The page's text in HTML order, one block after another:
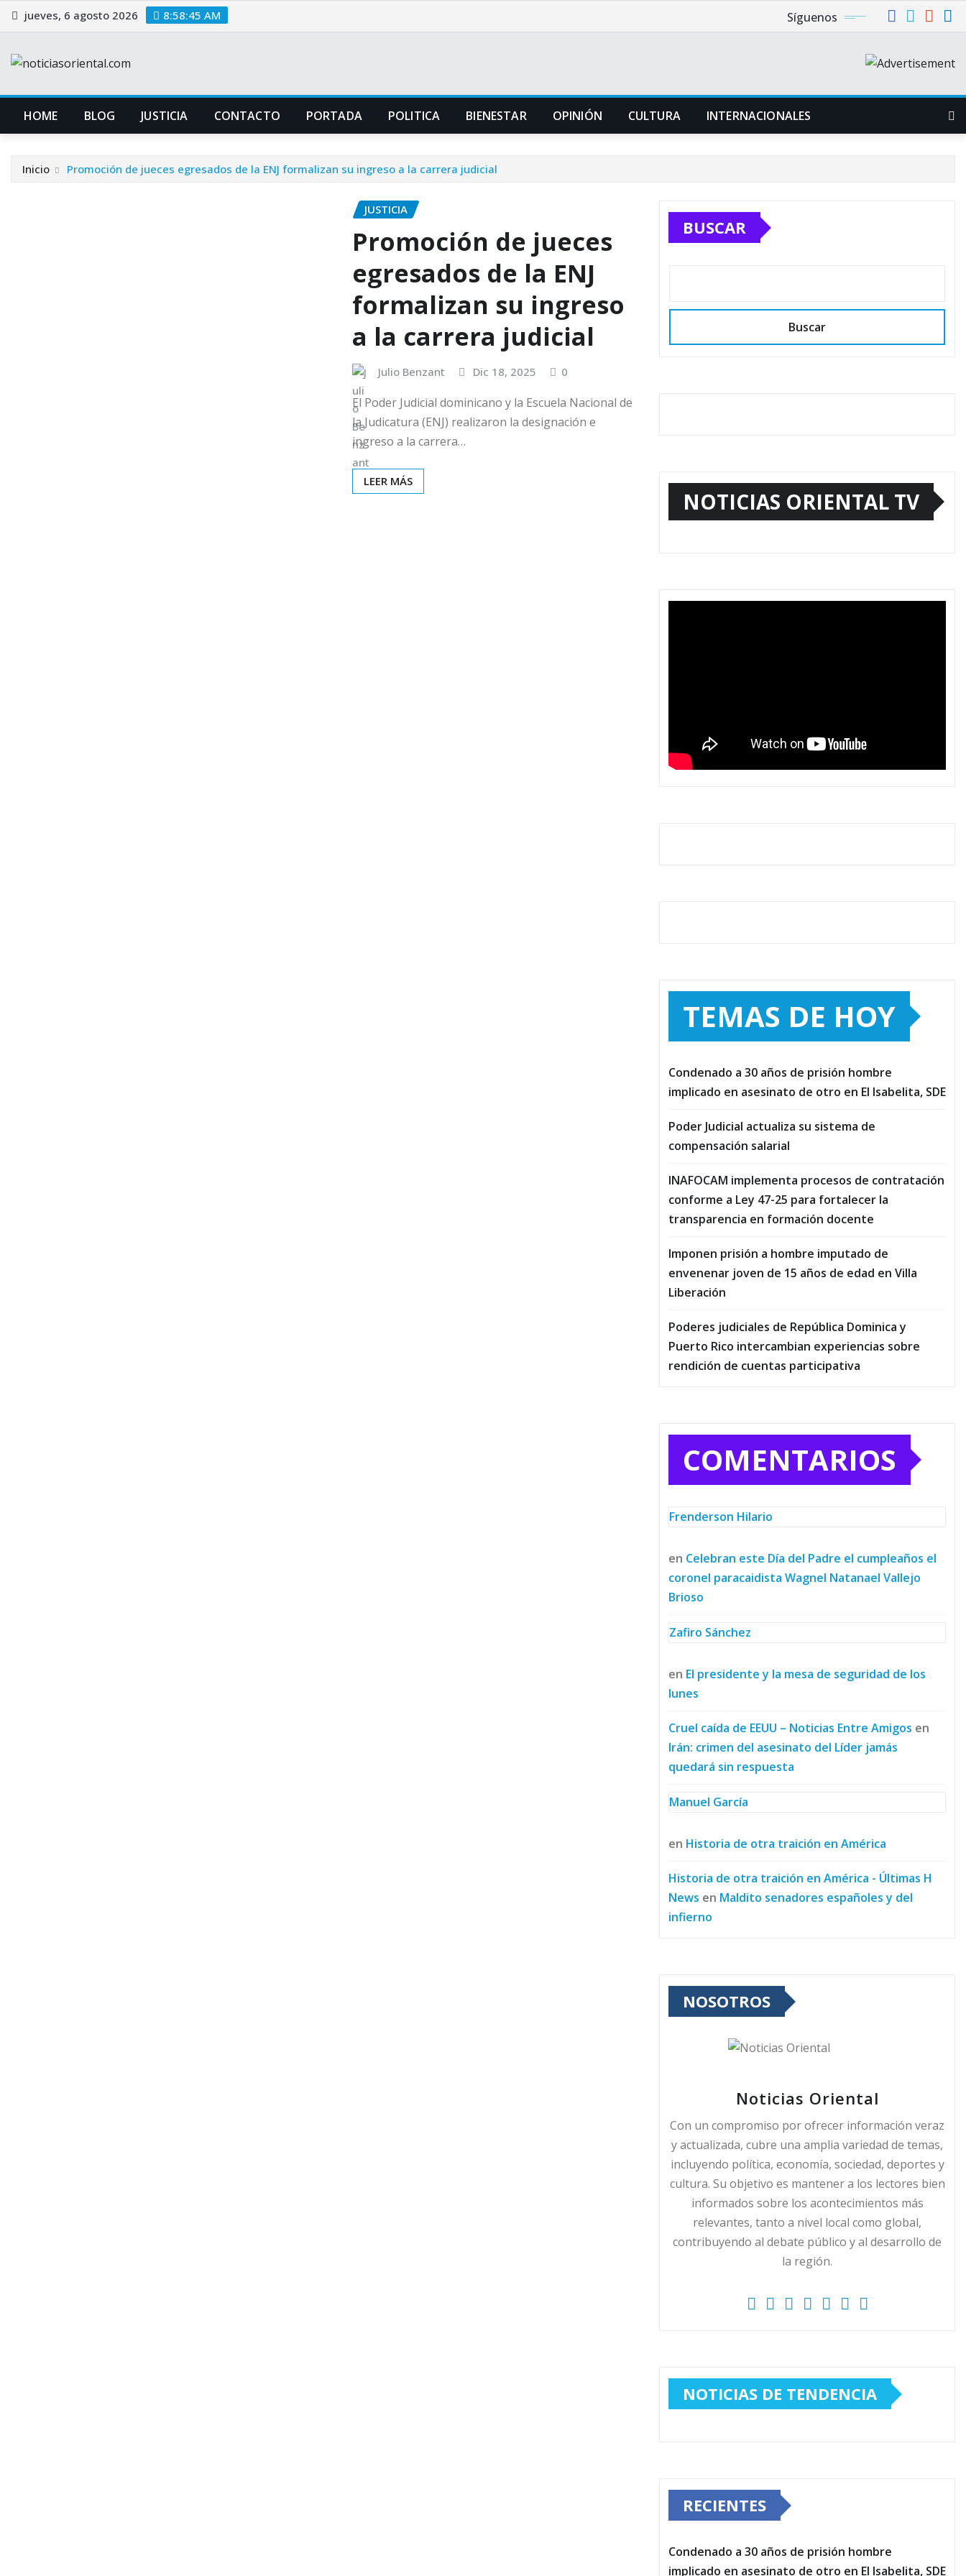
Saltar
al
jueves, 6 agosto 2026 8:58:45 AM Síguenos
HOME BLOG JUSTICIA CONTACTO PORTADA POLITICA BIENESTAR OPINIÓN CULTURA INTERNACIONALES
Inicio Promoción de jueces egresados de la ENJ formalizan su ingreso a la carrera judicial
JUSTICIA
Promoción de jueces
egresados de la ENJ
formalizan su ingreso
a la carrera judicial
Julio Benzant Dic 18, 2025 0
El Poder Judicial dominicano y la Escuela Nacional de
la Judicatura (ENJ) realizaron la designación e
ingreso a la carrera…
LEER MÁS
BUSCAR
Buscar
NOTICIAS ORIENTAL TV
TEMAS DE HOY
Condenado a 30 años de prisión hombre
implicado en asesinato de otro en El Isabelita, SDE
Poder Judicial actualiza su sistema de
compensación salarial
INAFOCAM implementa procesos de contratación
conforme a Ley 47-25 para fortalecer la
transparencia en formación docente
Imponen prisión a hombre imputado de
envenenar joven de 15 años de edad en Villa
Liberación
Poderes judiciales de República Dominica y
Puerto Rico intercambian experiencias sobre
rendición de cuentas participativa
COMENTARIOS
Frenderson Hilario
en Celebran este Día del Padre el cumpleaños el
coronel paracaidista Wagnel Natanael Vallejo
Brioso
Zafiro Sánchez
en El presidente y la mesa de seguridad de los
lunes
Cruel caída de EEUU – Noticias Entre Amigos en
Irán: crimen del asesinato del Líder jamás
quedará sin respuesta
Manuel García
en Historia de otra traición en América
Historia de otra traición en América - Últimas H
News en Maldito senadores españoles y del
infierno
NOSOTROS
Noticias Oriental
Con un compromiso por ofrecer información veraz
y actualizada, cubre una amplia variedad de temas,
incluyendo política, economía, sociedad, deportes y
cultura. Su objetivo es mantener a los lectores bien
informados sobre los acontecimientos más
relevantes, tanto a nivel local como global,
contribuyendo al debate público y al desarrollo de
la región.
NOTICIAS DE TENDENCIA
RECIENTES
Condenado a 30 años de prisión hombre
implicado en asesinato de otro en El Isabelita, SDE